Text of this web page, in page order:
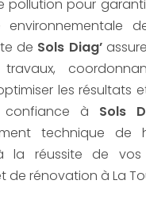
pollution pour
de Sols Diag’
les résultats
confiance à Sols
technique de
la réussite de vos
de rénovation à La